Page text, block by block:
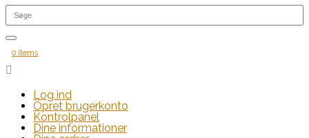
0 Items

Log ind
Opret brugerkonto
Kontrolpanel
Dine informationer